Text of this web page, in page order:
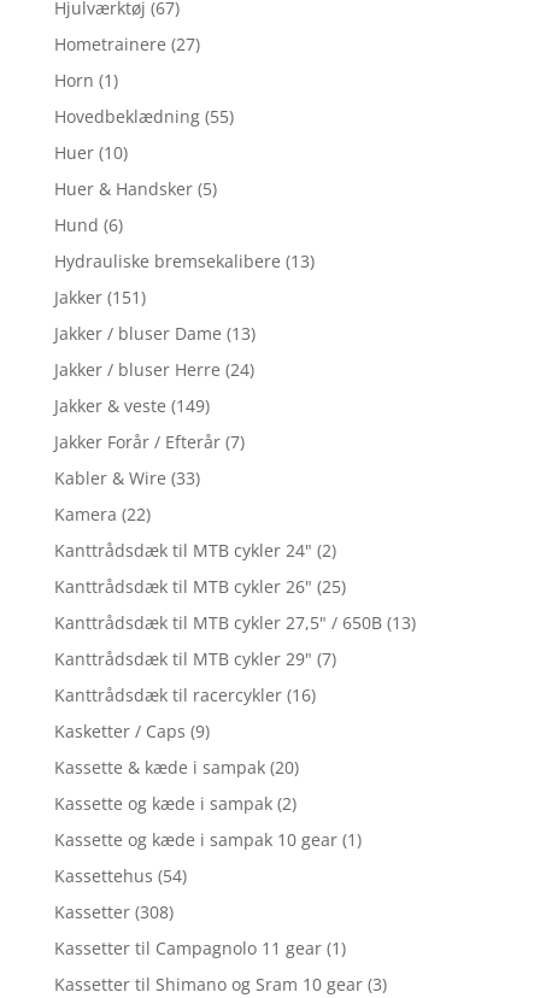
Hjulværktøj (67)
Hometrainere (27)
Horn (1)
Hovedbeklædning (55)
Huer (10)
Huer & Handsker (5)
Hund (6)
Hydrauliske bremsekalibere (13)
Jakker (151)
Jakker / bluser Dame (13)
Jakker / bluser Herre (24)
Jakker & veste (149)
Jakker Forår / Efterår (7)
Kabler & Wire (33)
Kamera (22)
Kanttrådsdæk til MTB cykler 24" (2)
Kanttrådsdæk til MTB cykler 26" (25)
Kanttrådsdæk til MTB cykler 27,5" / 650B (13)
Kanttrådsdæk til MTB cykler 29" (7)
Kanttrådsdæk til racercykler (16)
Kasketter / Caps (9)
Kassette & kæde i sampak (20)
Kassette og kæde i sampak (2)
Kassette og kæde i sampak 10 gear (1)
Kassettehus (54)
Kassetter (308)
Kassetter til Campagnolo 11 gear (1)
Kassetter til Shimano og Sram 10 gear (3)